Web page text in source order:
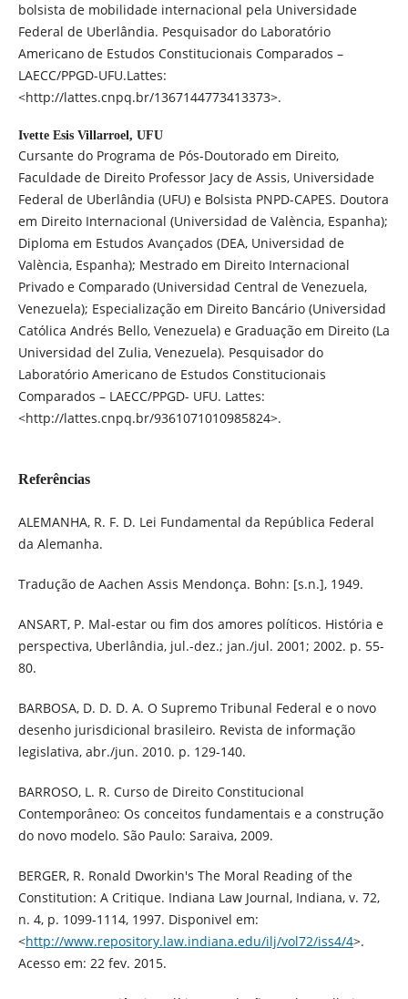
bolsista de mobilidade internacional pela Universidade
Federal de Uberlândia. Pesquisador do Laboratório
Americano de Estudos Constitucionais Comparados –
LAECC/PPGD-UFU.Lattes:
<http://lattes.cnpq.br/1367144773413373>.
Ivette Esis Villarroel, UFU
Cursante do Programa de Pós-Doutorado em Direito,
Faculdade de Direito Professor Jacy de Assis, Universidade
Federal de Uberlândia (UFU) e Bolsista PNPD-CAPES. Doutora
em Direito Internacional (Universidad de València, Espanha);
Diploma em Estudos Avançados (DEA, Universidad de
València, Espanha); Mestrado em Direito Internacional
Privado e Comparado (Universidad Central de Venezuela,
Venezuela); Especialização em Direito Bancário (Universidad
Católica Andrés Bello, Venezuela) e Graduação em Direito (La
Universidad del Zulia, Venezuela). Pesquisador do
Laboratório Americano de Estudos Constitucionais
Comparados – LAECC/PPGD- UFU. Lattes:
<http://lattes.cnpq.br/9361071010985824>.
Referências
ALEMANHA, R. F. D. Lei Fundamental da República Federal
da Alemanha.
Tradução de Aachen Assis Mendonça. Bohn: [s.n.], 1949.
ANSART, P. Mal-estar ou fim dos amores políticos. História e
perspectiva, Uberlândia, jul.-dez.; jan./jul. 2001; 2002. p. 55-
80.
BARBOSA, D. D. D. A. O Supremo Tribunal Federal e o novo
desenho jurisdicional brasileiro. Revista de informação
legislativa, abr./jun. 2010. p. 129-140.
BARROSO, L. R. Curso de Direito Constitucional
Contemporâneo: Os conceitos fundamentais e a construção
do novo modelo. São Paulo: Saraiva, 2009.
BERGER, R. Ronald Dworkin's The Moral Reading of the
Constitution: A Critique. Indiana Law Journal, Indiana, v. 72,
n. 4, p. 1099-1114, 1997. Disponivel em:
<http://www.repository.law.indiana.edu/ilj/vol72/iss4/4>.
Acesso em: 22 fev. 2015.